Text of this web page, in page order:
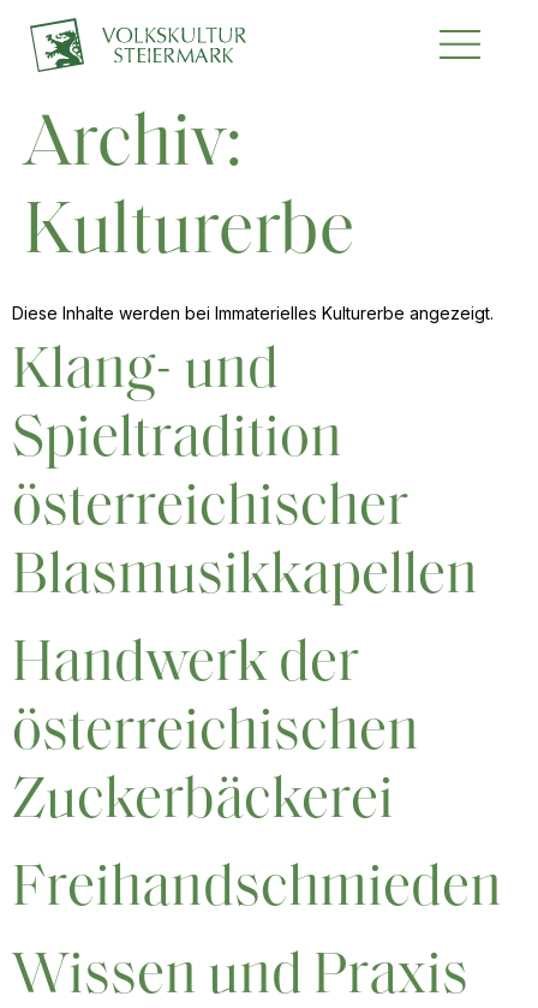
Archiv:
Kulturerbe
Diese Inhalte werden bei Immaterielles Kulturerbe angezeigt.
Klang- und
Spieltradition
österreichischer
Blasmusikkapellen
Handwerk der
österreichischen
Zuckerbäckerei
Freihandschmieden
Wissen und Praxis